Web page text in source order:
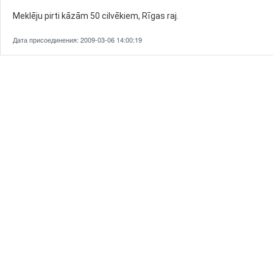
Meklēju pirti kāzām 50 cilvēkiem, Rīgas raj.
Дата присоединения: 2009-03-06 14:00:19